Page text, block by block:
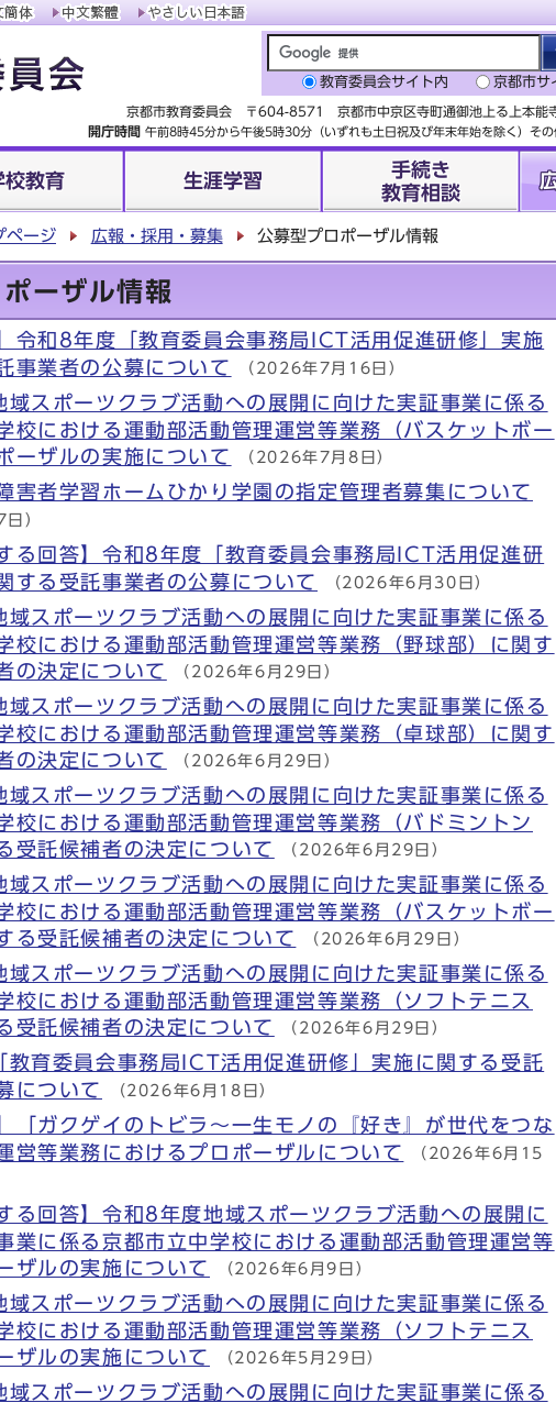
教育委員会サイト内 京都市サ
京都市教育委員会 〒604-8571 京都市中京区寺町通御池上る上本能
開庁時間 午前8時45分から午後5時30分（いずれも土日祝及び年末年始を除く）そ
校教育 生涯学習
手続き
教育相談
ページ 広報・採用・募集 公募型プロポーザル情報
ーザル情報
令和8年度「教育委員会事務局ICT活用促進研修」実施
事業者の公募について （2026年7月16日）
域スポーツクラブ活動への展開に向けた実証事業に係る
校における運動部活動管理運営等業務（バスケットボー
ーザルの実施について
（2026年7月8日）
害者学習ホームひかり学園の指定管理者募集について
）
る回答】令和8年度「教育委員会事務局ICT活用促進研
する受託事業者の公募について （2026年6月30日）
域スポーツクラブ活動への展開に向けた実証事業に係る
校における運動部活動管理運営等業務（野球部）に関す
の決定について
（2026年6月29日）
域スポーツクラブ活動への展開に向けた実証事業に係る
校における運動部活動管理運営等業務（卓球部）に関す
の決定について
（2026年6月29日）
域スポーツクラブ活動への展開に向けた実証事業に係る
校における運動部活動管理運営等業務（バドミントン
受託候補者の決定について
（2026年6月29日）
域スポーツクラブ活動への展開に向けた実証事業に係る
校における運動部活動管理運営等業務（バスケットボー
る受託候補者の決定について
（2026年6月29日）
域スポーツクラブ活動への展開に向けた実証事業に係る
校における運動部活動管理運営等業務（ソフトテニス
受託候補者の決定について
（2026年6月29日）
教育委員会事務局ICT活用促進研修」実施に関する受託
について （2026年6月18日）
「ガクゲイのトビラ～一生モノの『好き』が世代をつな
営等業務におけるプロポーザルについて （2026年6月15
る回答】令和8年度地域スポーツクラブ活動への展開に
業に係る京都市立中学校における運動部活動管理運営等
ザルの実施について
（2026年6月9日）
域スポーツクラブ活動への展開に向けた実証事業に係る
校における運動部活動管理運営等業務（ソフトテニス
ザルの実施について
（2026年5月29日）
域スポーツクラブ活動への展開に向けた実証事業に係る